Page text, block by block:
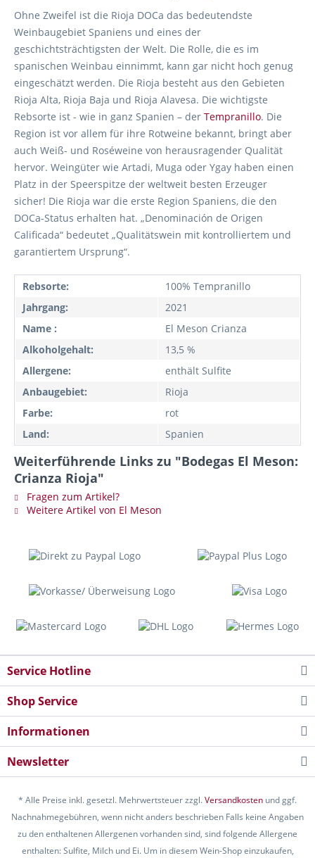
Ohne Zweifel ist die Rioja DOCa das bedeutendste
Weinbaugebiet Spaniens und eines der
geschichtsträchtigsten der Welt. Die Rolle, die es im
spanischen Weinbau einnimmt, kann gar nicht hoch genug
eingeschätzt werden. Die Rioja besteht aus den Gebieten
Rioja Alta, Rioja Baja und Rioja Alavesa. Die wichtigste
Rebsorte ist - wie in ganz Spanien – der Tempranillo. Die
Region ist vor allem für ihre Rotweine bekannt, bringt aber
auch Weiß- und Roséweine von herausragender Qualität
hervor. Weingüter wie Artadi, Muga oder Ygay haben einen
Platz in der Speerspitze der weltweit besten Erzeuger
sicher! Die Rioja war die erste Region Spaniens, die den
DOCa-Status erhalten hat. „Denominación de Origen
Calificada“ bedeutet „Qualitätswein mit kontrolliertem und
garantiertem Ursprung“.
Rebsorte:
100% Tempranillo
Jahrgang:
2021
Name :
El Meson Crianza
Alkoholgehalt:
13,5 %
Allergene:
enthält Sulfite
Anbaugebiet:
Rioja
Farbe:
rot
Land:
Spanien
Weiterführende Links zu "Bodegas El Meson:
Crianza Rioja"
Fragen zum Artikel?
Weitere Artikel von El Meson
Service Hotline
Shop Service
Informationen
Newsletter
* Alle Preise inkl. gesetzl. Mehrwertsteuer zzgl.Versandkosten und ggf.
Nachnahmegebühren, wenn nicht anders beschrieben Falls keine Angaben
zu den enthaltenen Allergenen vorhanden sind, sind folgende Allergene
enthalten: Sulfite, Milch und Ei. Um in diesem Wein-Shop einzukaufen,